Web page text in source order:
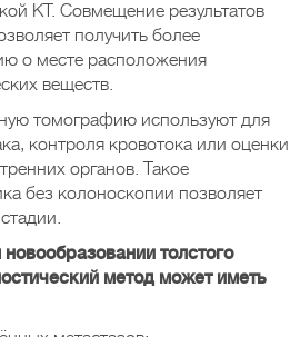
КТ. Совмещение результатов
получить более
о месте расположения
веществ.
томографию используют для
контроля кровотока или оценки
органов. Такое
без колоноскопии позволяет
толстого
метод может иметь